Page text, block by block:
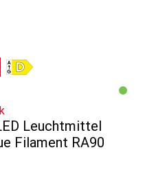
Leuchtmittel
Filament RA90